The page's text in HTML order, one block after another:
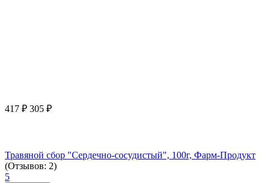
417 ₽ 305 ₽
Травяной сбор "Сердечно-сосудистый", 100г, Фарм-Продукт
(Отзывов: 2)
5